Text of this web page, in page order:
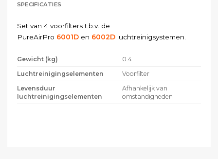
SPECIFICATIES
Set van 4 voorfilters t.b.v. de
PureAirPro 6001D en 6002D luchtreinigsystemen.
Gewicht (kg)
0.4
Luchtreinigingselementen
Voorfilter
Levensduur
luchtreinigingselementen
Afhankelijk van
omstandigheden